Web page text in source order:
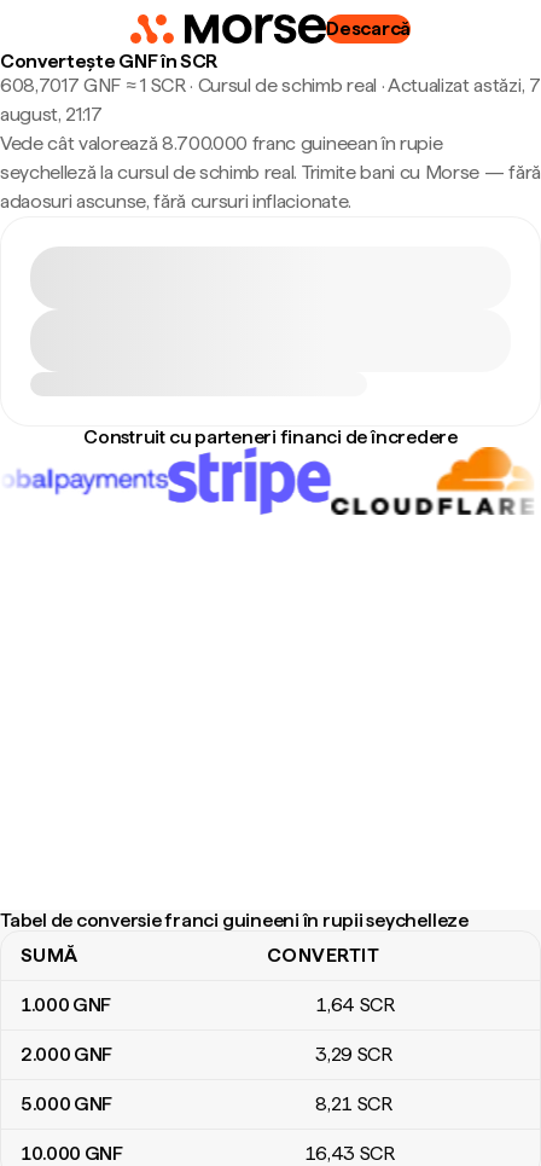
Descarcă
Convertește GNF în SCR
608,7017 GNF ≈ 1 SCR · Cursul de schimb real ·Actualizat astăzi, 7
august, 21:17
Vede cât valorează 8.700.000 franc guineean în rupie
seychelleză la cursul de schimb real. Trimite bani cu Morse — fără
adaosuri ascunse, fără cursuri inflacionate.
Construit cu parteneri financi de încredere
Tabel de conversie franci guineeni în rupii seychelleze
Tabel de conversie franci guineeni în rupii seychelleze
SUMĂ CONVERTIT
1.000 GNF 1,64 SCR
2.000 GNF 3,29 SCR
5.000 GNF 8,21 SCR
10.000 GNF 16,43 SCR